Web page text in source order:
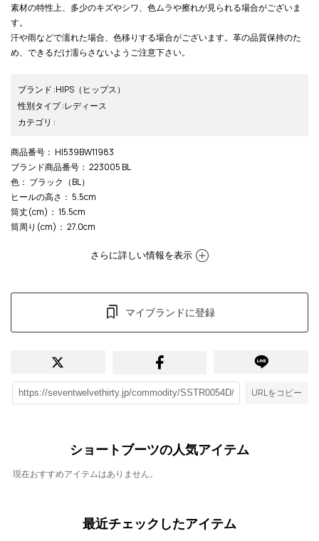
素材の特性上、多少のキズやシワ、色ムラや擦れが見られる場合がございま
す。
汗や雨などで濡れた場合、色移りする場合がございます。革の品質保持のた
め、できるだけ濡らさないようご注意下さい。
ブランド :HIPS （ヒップス）
性別タイプ:レディース
カテゴリ :
商品番号 ： HI539BW11983
ブランド商品番号 ： 223005 BL
色 ： ブラック（BL）
ヒールの高さ ： 5.5cm
筒丈(cm) ： 15.5cm
筒周り(cm) ： 27.0cm
さらに詳しい情報を表示
マイブランドに登録
URLをコピー
ショートブーツの人気アイテム
現在おすすめアイテムはありません。
最近チェックしたアイテム